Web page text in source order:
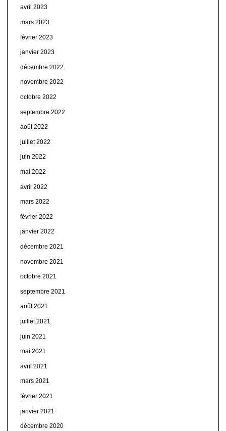
avril 2023
mars 2023
février 2023
janvier 2023
décembre 2022
novembre 2022
octobre 2022
septembre 2022
août 2022
juillet 2022
juin 2022
mai 2022
avril 2022
mars 2022
février 2022
janvier 2022
décembre 2021
novembre 2021
octobre 2021
septembre 2021
août 2021
juillet 2021
juin 2021
mai 2021
avril 2021
mars 2021
février 2021
janvier 2021
décembre 2020